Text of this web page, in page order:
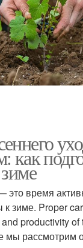
как
время
к зиме. Proper
productivity
мы рассмотрим